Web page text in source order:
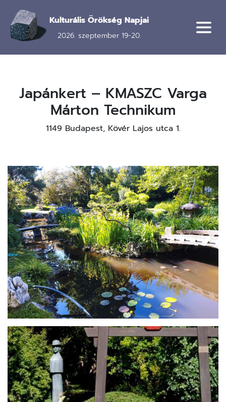
a
tartalomra
Kulturális Örökség Napjai
2026. szeptember 19-20.
Japánkert – KMASZC Varga
Márton Technikum
1149 Budapest, Kövér Lajos utca 1.